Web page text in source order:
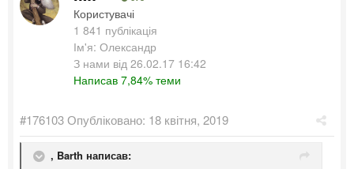
Користувачі
1 841 публікація
Ім'я: Олександр
З нами від 26.02.17 16:42
Написав 7,84% теми
#176103Опубліковано: 18 квітня, 2019
, Barth написав: